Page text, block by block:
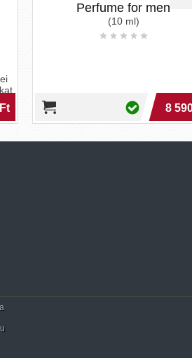
Perfume for men
(10 ml)
8 590 Ft